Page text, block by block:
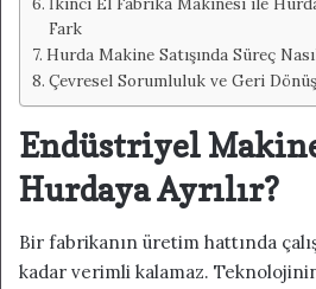
Fark
Hurda Makine Satışında Süreç
Çevresel Sorumluluk ve Geri
Endüstriyel
Hurdaya Ayrılır?
Bir fabrikanın üretim hattında
kadar verimli kalamaz.